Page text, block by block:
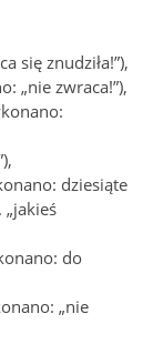
się znudziła!”),
„nie zwraca!”),
dziesiąte
do
„nie